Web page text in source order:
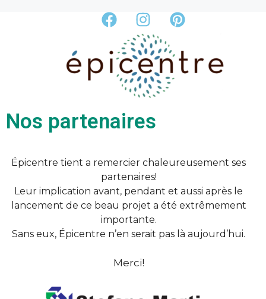
Nos partenaires
Épicentre tient a remercier chaleureusement ses
partenaires!
Leur implication avant, pendant et aussi après le
lancement de ce beau projet a été extrêmement
importante.
Sans eux, Épicentre n’en serait pas là aujourd’hui.
Merci!